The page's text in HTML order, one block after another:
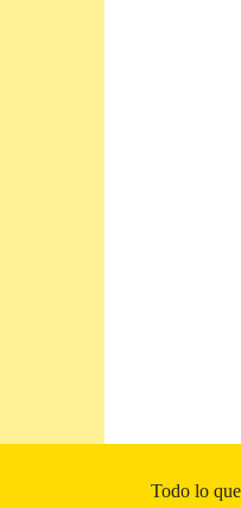
Todo lo